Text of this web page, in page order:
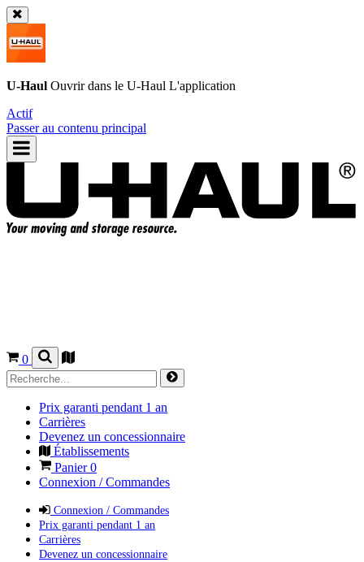
U-Haul Ouvrir dans le U-Haul L'application
Actif
Passer au contenu principal
0
Prix garanti pendant 1 an
Carrières
Devenez un concessionnaire
Établissements
Panier0
Connexion / Commandes
Connexion / Commandes
Prix garanti pendant 1 an
Carrières
Devenez un concessionnaire